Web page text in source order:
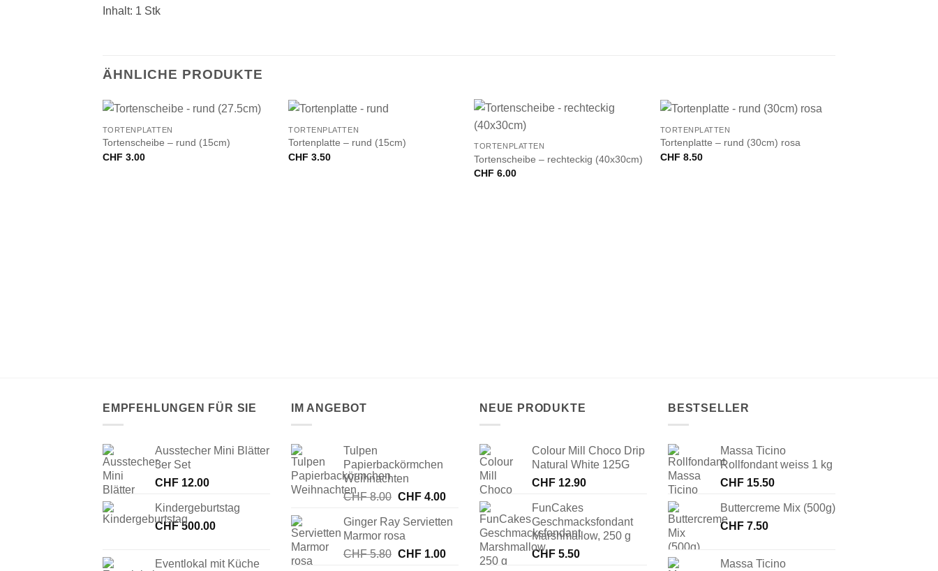
Inhalt: 1 Stk
ÄHNLICHE PRODUKTE
+
TORTENPLATTEN
Tortenscheibe – rund (15cm)
CHF 3.00
+
TORTENPLATTEN
Tortenplatte – rund (15cm)
CHF 3.50
TORTENPLATTEN
Tortenscheibe – rechteckig (40x30cm)
CHF 6.00
+
TORTENPLATTEN
Tortenplatte – rund (30cm) rosa
CHF 8.50
EMPFEHLUNGEN FÜR SIE
Ausstecher Mini Blätter
3er Set
CHF 12.00
Kindergeburtstag
CHF500.00
Eventlokal mit Küche
IM ANGEBOT
Tulpen
Papierbackörmchen
Weihnachten
CHF8.00 Ursprünglicher
war:
CHF 8.00
CHF4.00Aktueller
ist:
CHF 4.00.
Ginger Ray Servietten
Marmor rosa
CHF5.80 Ursprünglicher
CHF1.00Aktueller
NEUE PRODUKTE
Colour Mill Choco Drip
Natural White 125G
CHF 12.90
FunCakes
Geschmacksfondant
Marshmallow, 250 g
CHF 5.50
BESTSELLER
Massa Ticino
Rollfondant weiss 1 kg
CHF 15.50
Buttercreme Mix (500g)
CHF 7.50
Massa Ticino